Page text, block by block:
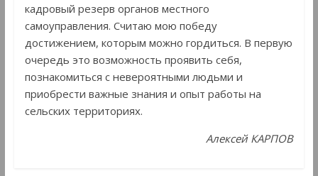
кадровый резерв органов местного
самоуправления. Считаю мою победу
достижением, которым можно гордиться. В первую
очередь это возможность проявить себя,
познакомиться с невероятными людьми и
приобрести важные знания и опыт работы на
сельских территориях.
Алексей КАРПОВ